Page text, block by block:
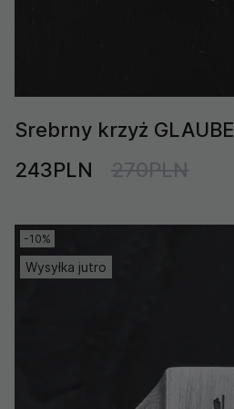
Srebrny krzyż GLAUBE
243PLN
270PLN
-10%
Wysyłka jutro